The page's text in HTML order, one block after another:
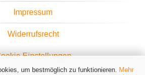
um bestmöglich zu funktionieren. Mehr
Impressum
Widerrufsrecht
Einstellungen